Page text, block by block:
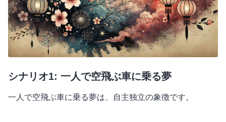
シナリオ1: 一人で空飛ぶ車に乗る夢
一人で空飛ぶ車に乗る夢は、自主独立の象徴です。